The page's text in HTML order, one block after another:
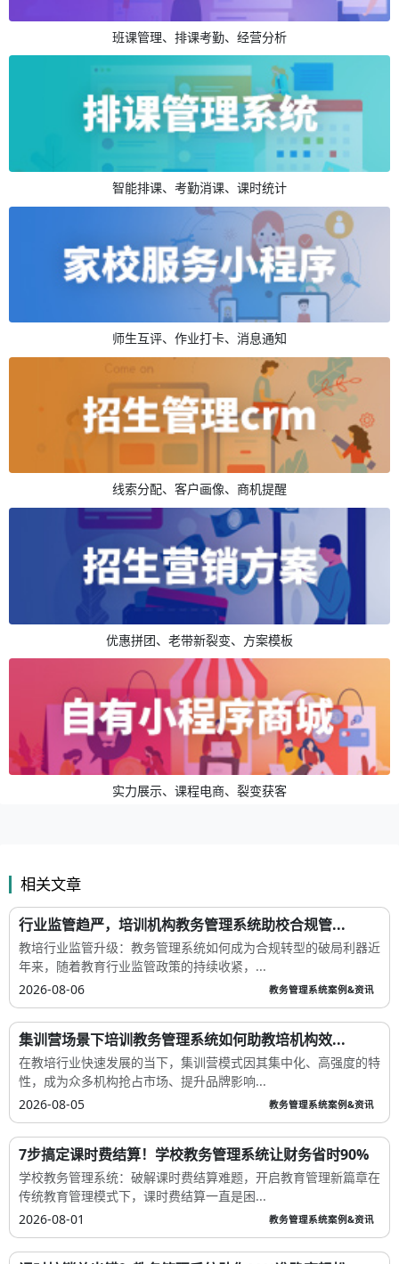
班课管理、排课考勤、经营分析
智能排课、考勤消课、课时统计
师生互评、作业打卡、消息通知
线索分配、客户画像、商机提醒
优惠拼团、老带新裂变、方案模板
实力展示、课程电商、裂变获客
相关文章
行业监管趋严，培训机构教务管理系统助校合规管...
教培行业监管升级：教务管理系统如何成为合规转型的破局利器近
年来，随着教育行业监管政策的持续收紧，...
2026-08-06
教务管理系统案例&资讯
集训营场景下培训教务管理系统如何助教培机构效...
在教培行业快速发展的当下，集训营模式因其集中化、高强度的特
性，成为众多机构抢占市场、提升品牌影响...
2026-08-05
教务管理系统案例&资讯
7步搞定课时费结算！学校教务管理系统让财务省时90%
学校教务管理系统：破解课时费结算难题，开启教育管理新篇章在
传统教育管理模式下，课时费结算一直是困...
2026-08-01
教务管理系统案例&资讯